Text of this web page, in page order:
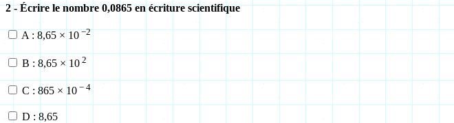
2 - Écrire le nombre 0,0865 en écriture scientifique
A : 8,65 × 10−2
B : 8,65 × 10 2
C : 865 × 10 − 4
D : 8,65